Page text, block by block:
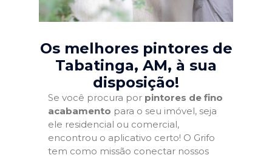
Os melhores pintores de
Tabatinga, AM, à sua
disposição!
Se você procura por pintores de fino
acabamento para o seu imóvel, seja
ele residencial ou comercial,
encontrou o aplicativo certo! O Grifo
tem como missão conectar nossos